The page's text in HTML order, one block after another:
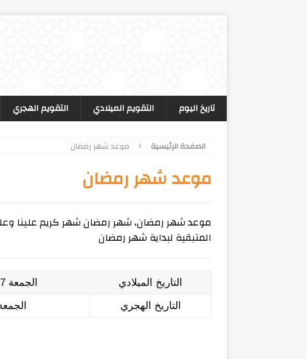
تاريخ اليوم التقويم الميلادي التقويم الهجري
الصفحة الرئيسية موعد شهر رمضان
موعد شهر رمضان
موعد شهر رمضان، شهر رمضان شهر كريم علينا
المتبقية لبداية شهر رمضان
التاريخ الميلادي
الجمعة 07 اغسطس 2026 ميلادية
التاريخ الهجري
الجمعة 24 صفر 1448